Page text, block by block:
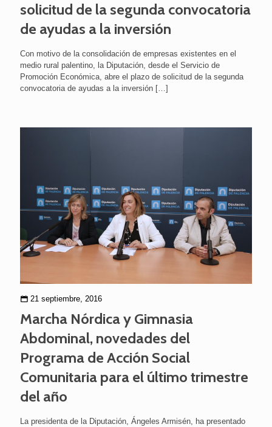
solicitud de la segunda convocatoria
de ayudas a la inversión
Con motivo de la consolidación de empresas existentes en el
medio rural palentino, la Diputación, desde el Servicio de
Promoción Económica, abre el plazo de solicitud de la segunda
convocatoria de ayudas a la inversión […]
21 septiembre, 2016
Marcha Nórdica y Gimnasia
Abdominal, novedades del
Programa de Acción Social
Comunitaria para el último trimestre
del año
La presidenta de la Diputación, Ángeles Armisén, ha presentado